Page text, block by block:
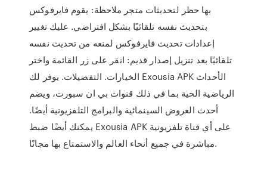
بها حظر لتحديثات متجر ملاحظة: يقوم فايرفوكس
بتحديث نفسه تلقائيًا بشكل افتراضي. عليك تغيير
إعدادات تحديث فايرفوكس لمنعه من تحديث نفسه
تلقائيًا بعد تنزيل إصدار قديم: انقر على زر القائمة واختر
الخيارات. التفضيلات. يوفر لك Exousia APK الأحداث
الرياضية الحية بما في ذلك قنوات بي ان سبورت، ويضم
أحدث العروض السينمائية والبرامج التلفزيونية أيضًا.
يمكنك أيضًا ضبط Exousia APK على أي قناة تلفزيونية
مباشرة في جميع أنحاء العالم والاستمتاع بها مجانًا.